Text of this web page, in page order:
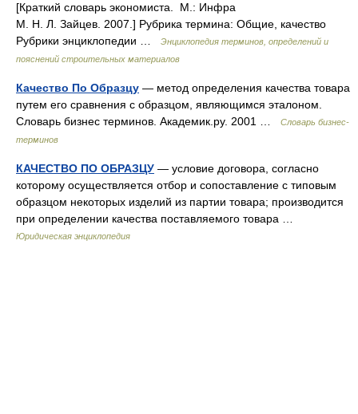
[Краткий словарь экономиста. М.: Инфра
М. Н. Л. Зайцев. 2007.] Рубрика термина: Общие, качество
Рубрики энциклопедии …
Энциклопедия терминов, определений и
пояснений строительных материалов
Качество По Образцу — метод определения качества товара
путем его сравнения с образцом, являющимся эталоном.
Словарь бизнес терминов. Академик.ру. 2001 …
Словарь бизнес-
терминов
КАЧЕСТВО ПО ОБРАЗЦУ — условие договора, согласно
которому осуществляется отбор и сопоставление с типовым
образцом некоторых изделий из партии товара; производится
при определении качества поставляемого товара …
Юридическая энциклопедия